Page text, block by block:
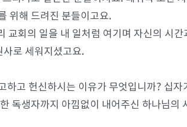
위해 드려진 분들이고요.
교회의 일을 내 일처럼 여기며 자신의 시
로 세워지셨고요.
하고 헌신하시는 이유가 무엇입니까? 십
독생자까지 아낌없이 내어주신 하나님의